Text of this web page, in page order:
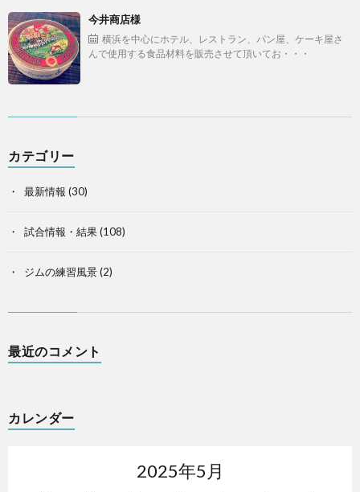
今井商店様
横浜を中心にホテル、レストラン、パン屋、ケーキ屋さ
んで使用する食品材料を販売させて頂いてお・・・
カテゴリー
最新情報 (30)
試合情報・結果(108)
ジムの練習風景(2)
最近のコメント
カレンダー
2025年5月